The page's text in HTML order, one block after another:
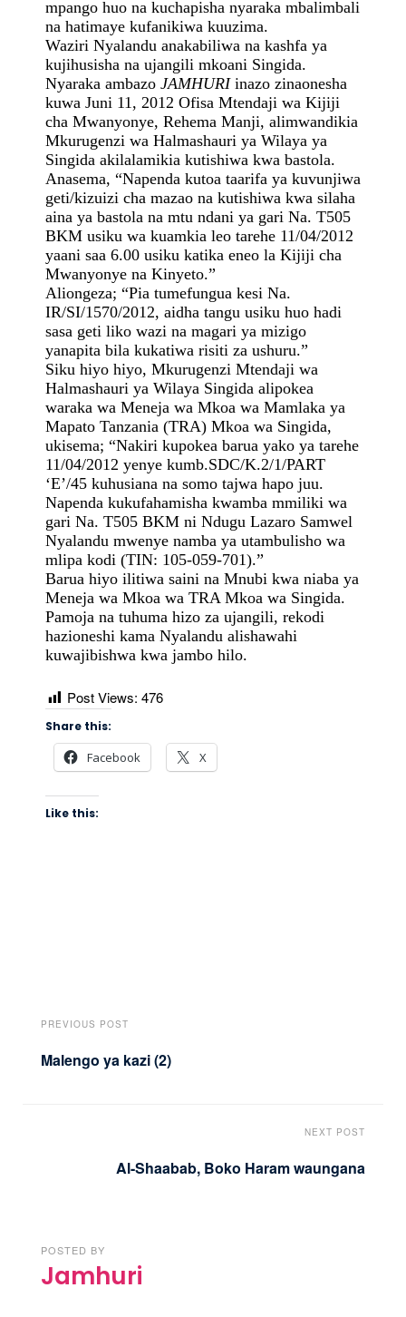
mpango huo na kuchapisha nyaraka mbalimbali
na hatimaye kufanikiwa kuuzima.
Waziri Nyalandu anakabiliwa na kashfa ya
kujihusisha na ujangili mkoani Singida.
Nyaraka ambazo JAMHURIinazo zinaonesha
kuwa Juni 11, 2012 Ofisa Mtendaji wa Kijiji
cha Mwanyonye, Rehema Manji, alimwandikia
Mkurugenzi wa Halmashauri ya Wilaya ya
Singida akilalamikia kutishiwa kwa bastola.
Anasema, “Napenda kutoa taarifa ya kuvunjiwa
geti/kizuizi cha mazao na kutishiwa kwa silaha
aina ya bastola na mtu ndani ya gari Na. T505
BKM usiku wa kuamkia leo tarehe 11/04/2012
yaani saa 6.00 usiku katika eneo la Kijiji cha
Mwanyonye na Kinyeto.”
Aliongeza; “Pia tumefungua kesi Na.
IR/SI/1570/2012, aidha tangu usiku huo hadi
sasa geti liko wazi na magari ya mizigo
yanapita bila kukatiwa risiti za ushuru.”
Siku hiyo hiyo, Mkurugenzi Mtendaji wa
Halmashauri ya Wilaya Singida alipokea
waraka wa Meneja wa Mkoa wa Mamlaka ya
Mapato Tanzania (TRA) Mkoa wa Singida,
ukisema; “Nakiri kupokea barua yako ya tarehe
11/04/2012 yenye kumb.SDC/K.2/1/PART
‘E’/45 kuhusiana na somo tajwa hapo juu.
Napenda kukufahamisha kwamba mmiliki wa
gari Na. T505 BKM ni Ndugu Lazaro Samwel
Nyalandu mwenye namba ya utambulisho wa
mlipa kodi (TIN: 105-059-701).”
Barua hiyo ilitiwa saini na Mnubi kwa niaba ya
Meneja wa Mkoa wa TRA Mkoa wa Singida.
Pamoja na tuhuma hizo za ujangili, rekodi
hazioneshi kama Nyalandu alishawahi
kuwajibishwa kwa jambo hilo.
Post Views: 476
Share this:
Facebook X
Like this:
PREVIOUS POST
Malengo ya kazi (2)
NEXT POST
Al-Shaabab, Boko Haram waungana
POSTED BY
Jamhuri